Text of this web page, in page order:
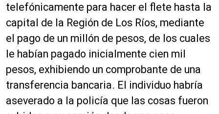
telefónicamente para hacer el flete hasta la
capital de la Región de Los Ríos, mediante
el pago de un millón de pesos, de los cuales
le habían pagado inicialmente cien mil
pesos, exhibiendo un comprobante de una
transferencia bancaria. El individuo habría
aseverado a la policía que las cosas fueron